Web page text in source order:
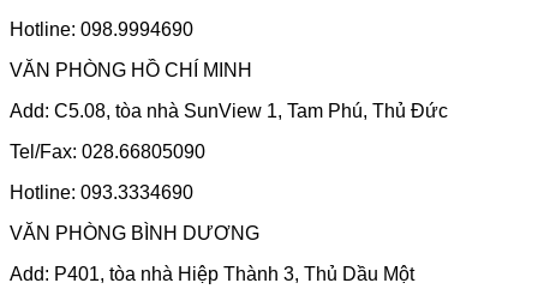
Hotline: 098.9994690
VĂN PHÒNG HỒ CHÍ MINH
Add: C5.08, tòa nhà SunView 1, Tam Phú, Thủ Đức
Tel/Fax: 028.66805090
Hotline: 093.3334690
VĂN PHÒNG BÌNH DƯƠNG
Add: P401, tòa nhà Hiệp Thành 3, Thủ Dầu Một